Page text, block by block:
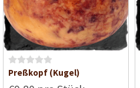
B
Preßkopf (Kugel)